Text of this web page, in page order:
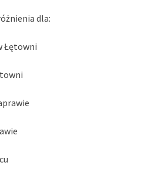
dla:
Łętowni